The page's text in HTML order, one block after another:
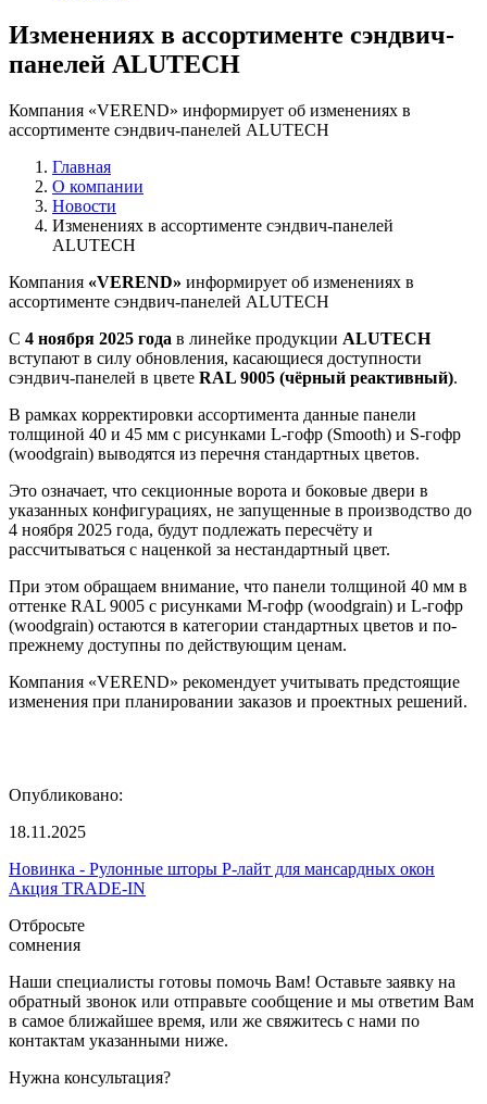
Изменениях в ассортименте сэндвич-
панелей ALUTECH
Компания «VEREND» информирует об изменениях в
ассортименте сэндвич-панелей ALUTECH
Главная
О компании
Новости
Изменениях в ассортименте сэндвич-панелей
ALUTECH
Компания «VEREND» информирует об изменениях в
ассортименте сэндвич-панелей ALUTECH
С 4 ноября 2025 года в линейке продукции ALUTECH
вступают в силу обновления, касающиеся доступности
сэндвич-панелей в цвете RAL 9005 (чёрный реактивный).
В рамках корректировки ассортимента данные панели
толщиной 40 и 45 мм с рисунками L-гофр (Smooth) и S-гофр
(woodgrain) выводятся из перечня стандартных цветов.
Это означает, что секционные ворота и боковые двери в
указанных конфигурациях, не запущенные в производство до
4 ноября 2025 года, будут подлежать пересчёту и
рассчитываться с наценкой за нестандартный цвет.
При этом обращаем внимание, что панели толщиной 40 мм в
оттенке RAL 9005 с рисунками M-гофр (woodgrain) и L-гофр
(woodgrain) остаются в категории стандартных цветов и по-
прежнему доступны по действующим ценам.
Компания «VEREND» рекомендует учитывать предстоящие
изменения при планировании заказов и проектных решений.
Опубликовано:
18.11.2025
Новинка - Рулонные шторы Р-лайт для мансардных окон
Акция TRADE-IN
Отбросьте
сомнения
Наши специалисты готовы помочь Вам! Оставьте заявку на
обратный звонок или отправьте сообщение и мы ответим Вам
в самое ближайшее время, или же свяжитесь с нами по
контактам указанными ниже.
Нужна консультация?